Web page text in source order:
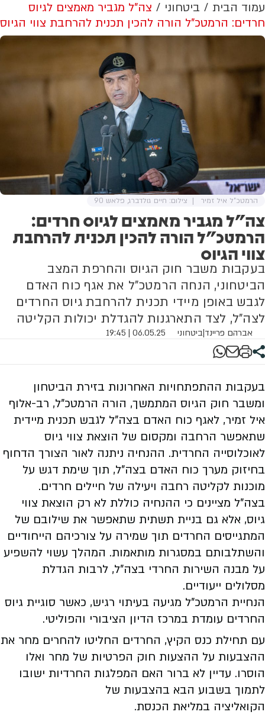
עמוד הבית ביטחוני
צה”ל מגביר מאמצים לגיוס
חרדים: הרמטכ”ל הורה להכין תכנית להרחבת צווי הגיוס
צה”ל מגביר מאמצים לגיוס חרדים:
הרמטכ”ל הורה להכין תכנית להרחבת
צווי הגיוס
בעקבות משבר חוק הגיוס והחרפת המצב
הביטחוני, הנחה הרמטכ”ל את אגף כוח האדם
לגבש באופן מיידי תכנית להרחבת גיוס החרדים
לצה”ל, לצד התארגנות להגדלת יכולות הקליטה
אברהם פריינד|ביטחוני 06.05.25 | 19:45
הרמטכ"ל איל זמיר צילום: חיים גולדברג, פלאש 90
בעקבות ההתפתחויות האחרונות בזירת הביטחון
ומשבר חוק הגיוס המתמשך, הורה הרמטכ”ל, רב-אלוף
איל זמיר, לאגף כוח האדם בצה”ל לגבש תכנית מיידית
שתאפשר הרחבה ומקסום של הוצאת צווי גיוס
לאוכלוסייה החרדית. ההנחיה ניתנה לאור הצורך הדחוף
בחיזוק מערך כוח האדם בצה”ל, תוך שימת דגש על
מוכנות לקליטה רחבה ויעילה של חיילים חרדים.
בצה”ל מציינים כי ההנחיה כוללת לא רק הוצאת צווי
גיוס, אלא גם בניית תשתית שתאפשר את שילובם של
המתגייסים החרדים תוך שמירה על צורכיהם הייחודיים
והשתלבותם במסגרות מותאמות. המהלך עשוי להשפיע
על מבנה השירות החרדי בצה”ל, לרבות הגדלת
מסלולים ייעודיים.
הנחיית הרמטכ”ל מגיעה בעיתוי רגיש, כאשר סוגיית גיוס
החרדים עומדת במרכז הדיון הציבורי והפוליטי.
עם תחילת כנס הקיץ, החרדים החליטו להחרים מחר את
ההצבעות על ההצעות חוק הפרטיות של מחר ואלו
הוסרו. עדיין לא ברור האם המפלגות החרדיות ישובו
לתמוך בשבוע הבא בהצבעות של
הקואליציה במליאת הכנסת.